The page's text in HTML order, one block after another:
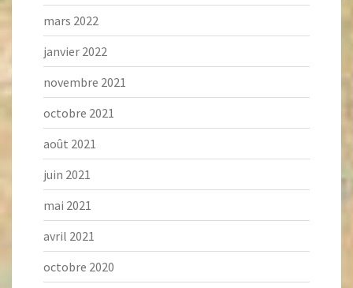
mars 2022
janvier 2022
novembre 2021
octobre 2021
août 2021
juin 2021
mai 2021
avril 2021
octobre 2020